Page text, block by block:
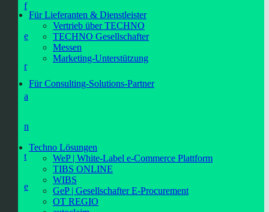
f
e
r
a
n
t
e
Für Lieferanten & Dienstleister
Vertrieb über TECHNO
TECHNO Gesellschafter
Messen
Marketing-Unterstützung
Für Consulting-Solutions-Partner
Techno Lösungen
WeP | White-Label e-Commerce Plattform
TIBS ONLINE
WIBS
GeP | Gesellschafter E-Procurement
OT REGIO